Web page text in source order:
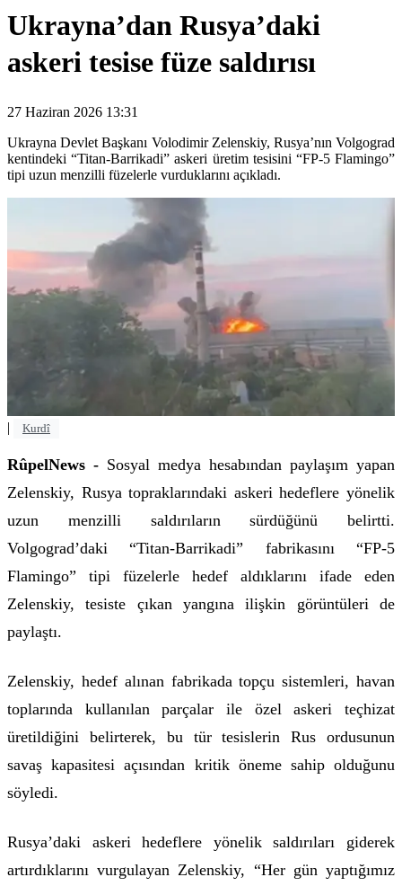
Ukrayna’dan Rusya’daki
askeri tesise füze saldırısı
27 Haziran 2026 13:31
Ukrayna Devlet Başkanı Volodimir Zelenskiy, Rusya’nın Volgograd
kentindeki “Titan-Barrikadi” askeri üretim tesisini “FP-5 Flamingo”
tipi uzun menzilli füzelerle vurduklarını açıkladı.
| Kurdî
RûpelNews - Sosyal medya hesabından paylaşım yapan
Zelenskiy, Rusya topraklarındaki askeri hedeflere yönelik
uzun menzilli saldırıların sürdüğünü belirtti.
Volgograd’daki “Titan-Barrikadi” fabrikasını “FP-5
Flamingo” tipi füzelerle hedef aldıklarını ifade eden
Zelenskiy, tesiste çıkan yangına ilişkin görüntüleri de
paylaştı.
Zelenskiy, hedef alınan fabrikada topçu sistemleri, havan
toplarında kullanılan parçalar ile özel askeri teçhizat
üretildiğini belirterek, bu tür tesislerin Rus ordusunun
savaş kapasitesi açısından kritik öneme sahip olduğunu
söyledi.
Rusya’daki askeri hedeflere yönelik saldırıları giderek
artırdıklarını vurgulayan Zelenskiy, “Her gün yaptığımız